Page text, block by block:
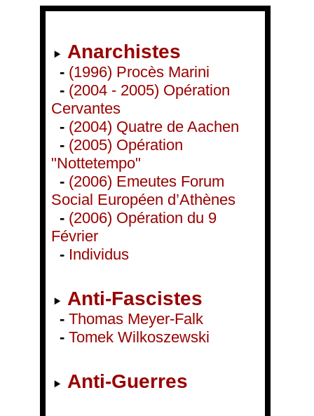
Anarchistes
- (1996) Procès Marini
- (2004 - 2005) Opération
Cervantes
- (2004) Quatre de Aachen
- (2005) Opération
"Nottetempo"
- (2006) Emeutes Forum
Social Européen d’Athènes
- (2006) Opération du 9
Février
- Individus
Anti-Fascistes
- Thomas Meyer-Falk
- Tomek Wilkoszewski
Anti-Guerres